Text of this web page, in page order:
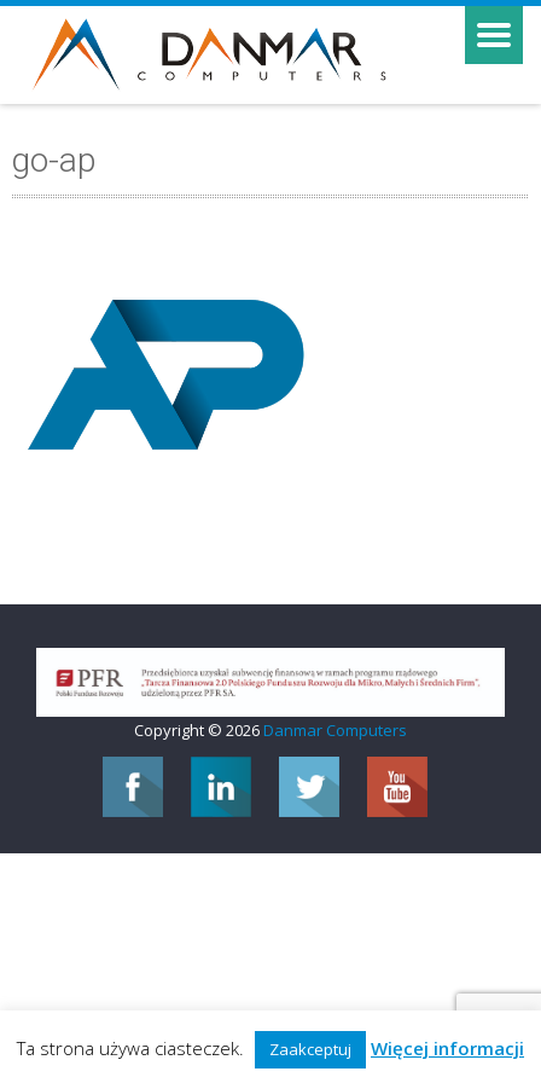
go-ap
Copyright © 2026 Danmar Computers
Ta strona używa ciasteczek. Zaakceptuj Więcej informacji